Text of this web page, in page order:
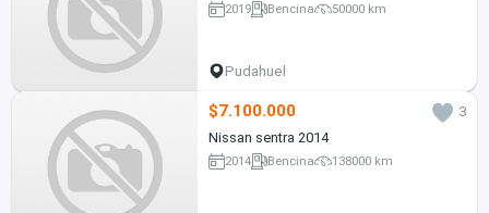
2019 Bencina 50000 km
Pudahuel
$7.100.000
3
Nissan sentra 2014
2014 Bencina 138000 km